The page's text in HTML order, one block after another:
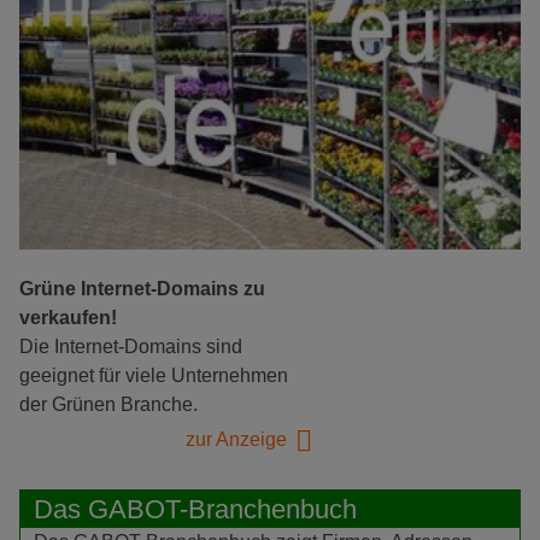
Grüne Internet-Domains zu
verkaufen!
Die Internet-Domains sind
geeignet für viele Unternehmen
der Grünen Branche.
zur Anzeige
Das GABOT-Branchenbuch